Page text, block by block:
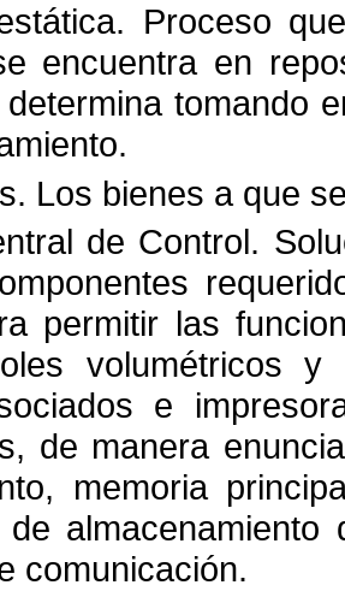
Proceso
encuentra en
tomando
Los bienes a que
de Control.
permitir las
volumétricos
e
de manera
memoria
de
comunicación.